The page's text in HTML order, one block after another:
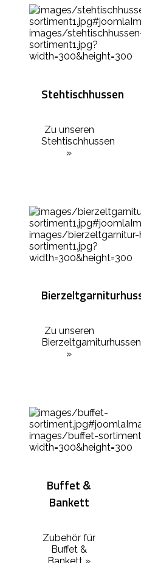
Stehtischhussen
Zu unseren
Stehtischhussen
»
Zu unseren
Bierzeltgarniturhussen
»
Buffet &
Bankett
Zubehör für
Buffet &
Bankett »